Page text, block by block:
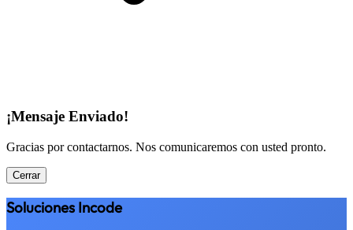
¡Mensaje Enviado!
Gracias por contactarnos. Nos comunicaremos con usted pronto.
Cerrar
Soluciones Incode